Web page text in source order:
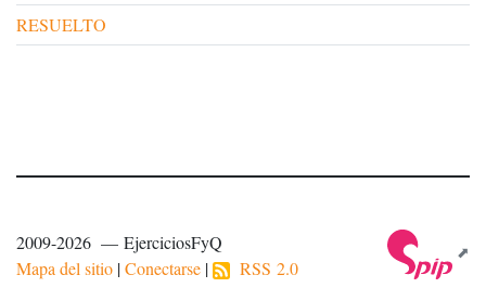
RESUELTO
2009-2026 — EjerciciosFyQ
Mapa del sitio |Conectarse | RSS 2.0